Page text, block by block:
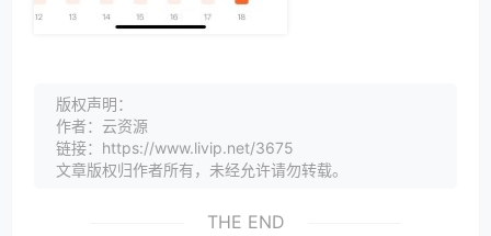
版权声明：
作者：云资源
链接：https://www.livip.net/3675
文章版权归作者所有，未经允许请勿转载。
THE END